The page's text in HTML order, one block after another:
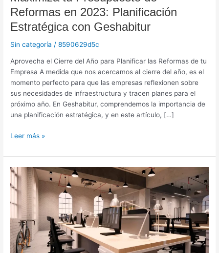
Reformas en 2023: Planificación
Estratégica con Geshabitur
Sin categoría /8590629d5c
Aprovecha el Cierre del Año para Planificar las Reformas de tu
Empresa A medida que nos acercamos al cierre del año, es el
momento perfecto para que las empresas reflexionen sobre
sus necesidades de infraestructura y tracen planes para el
próximo año. En Geshabitur, comprendemos la importancia de
una planificación estratégica, y en este artículo, […]
Leer más »
Transforma
tu
Espacio
de
Trabajo
con
Geshabitur:
Uniendo